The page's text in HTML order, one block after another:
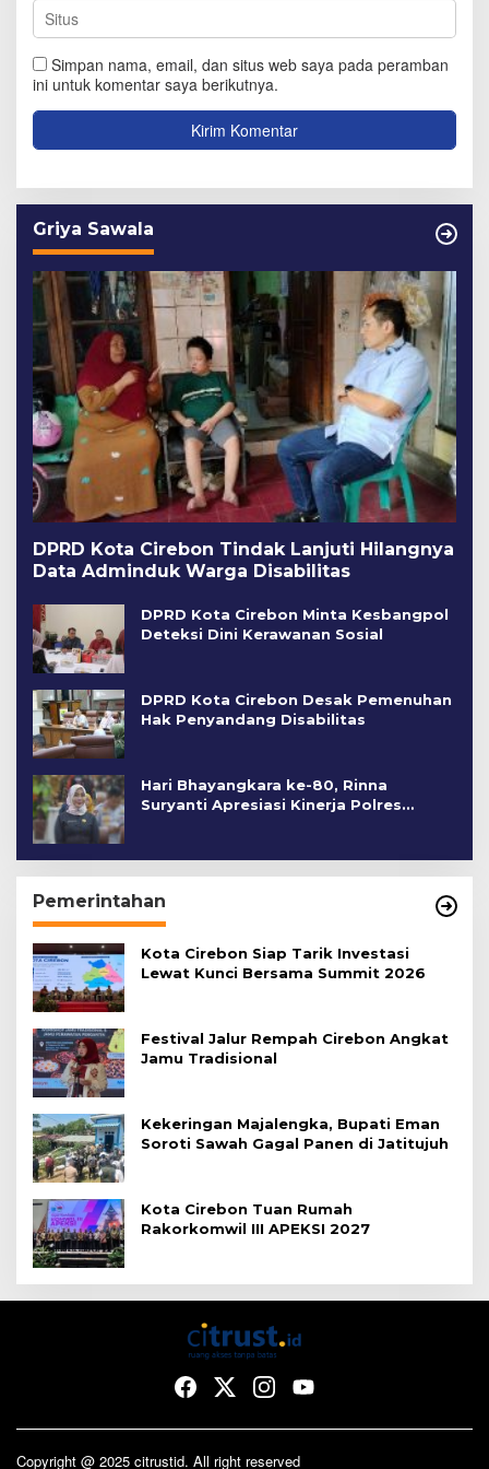
Simpan nama, email, dan situs web saya pada peramban
ini untuk komentar saya berikutnya.
Griya Sawala
DPRD Kota Cirebon Tindak Lanjuti Hilangnya
Data Adminduk Warga Disabilitas
DPRD Kota Cirebon Minta Kesbangpol
Deteksi Dini Kerawanan Sosial
DPRD Kota Cirebon Desak Pemenuhan
Hak Penyandang Disabilitas
Hari Bhayangkara ke-80, Rinna
Suryanti Apresiasi Kinerja Polres
Pemerintahan
Kota Cirebon Siap Tarik Investasi
Lewat Kunci Bersama Summit 2026
Festival Jalur Rempah Cirebon Angkat
Jamu Tradisional
Kekeringan Majalengka, Bupati Eman
Soroti Sawah Gagal Panen di Jatitujuh
Kota Cirebon Tuan Rumah
Rakorkomwil III APEKSI 2027
Copyright @ 2025 citrustid. All right reserved